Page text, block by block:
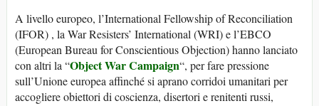
A livello europeo, l’International Fellowship of Reconciliation
(IFOR) , la War Resisters’ International (WRI) e l’EBCO
(European Bureau for Conscientious Objection) hanno lanciato
con altri la “Object War Campaign“, per fare pressione
sull’Unione europea affinché si aprano corridoi umanitari per
accogliere obiettori di coscienza, disertori e renitenti russi,